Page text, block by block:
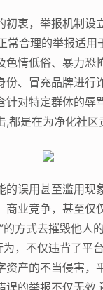
初衷，举报机制设
常合理的举报适
色情低俗、暴力恐
份、冒充品牌进行
针对特定群体的辱
都是在为净化社区
的误用甚至滥用现
商业竞争，甚至仅
的方式去摧毁他人
为，不仅违背了平
资产的不当侵害，
误的举报不仅无效